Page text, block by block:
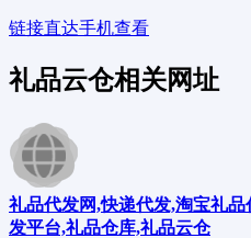
链接直达手机查看
礼品云仓相关网址
礼品代发网,快递代发,淘宝礼
发平台,礼品仓库,礼品云仓